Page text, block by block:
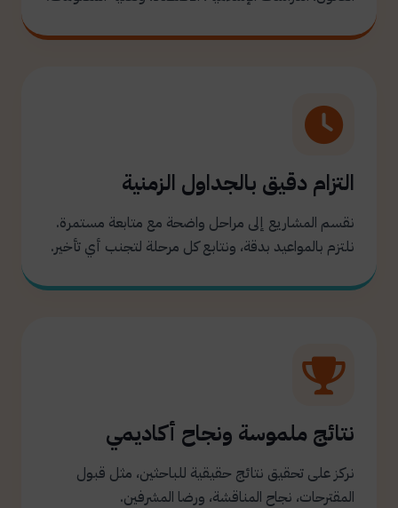
التزام دقيق بالجداول الزمنية
نقسم المشاريع إلى مراحل واضحة مع متابعة مستمرة.
نلتزم بالمواعيد بدقة، ونتابع كل مرحلة لتجنب أي تأخير.
نتائج ملموسة ونجاح أكاديمي
نركز على تحقيق نتائج حقيقية للباحثين، مثل قبول
المقترحات، نجاح المناقشة، ورضا المشرفين.